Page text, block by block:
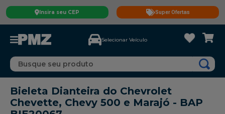
Insira seu CEP Super Ofertas
Selecionar Veículo
Busque seu produto
Bieleta Dianteira do Chevrolet
Chevette, Chevy 500 e Marajó - BAP